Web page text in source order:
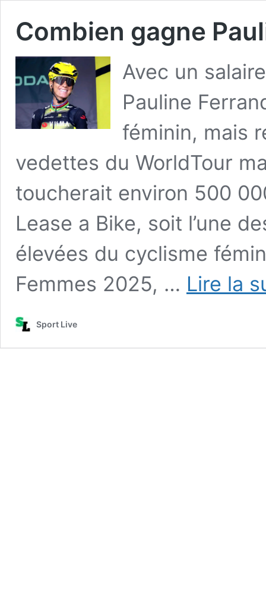
Combien gagne
Avec un
Pauline
féminin, mais
vedettes du WorldTour
toucherait environ 500
Lease a Bike, soit l’une
élevées du cyclisme
Femmes 2025, … Lire la
Sport Live